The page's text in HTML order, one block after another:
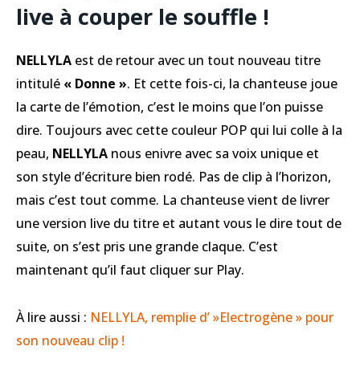
live à couper le souffle !
NELLYLA est de retour avec un tout nouveau titre
intitulé « Donne ». Et cette fois-ci, la chanteuse joue
la carte de l’émotion, c’est le moins que l’on puisse
dire. Toujours avec cette couleur POP qui lui colle à la
peau, NELLYLA nous enivre avec sa voix unique et
son style d’écriture bien rodé. Pas de clip à l’horizon,
mais c’est tout comme. La chanteuse vient de livrer
une version live du titre et autant vous le dire tout de
suite, on s’est pris une grande claque. C’est
maintenant qu’il faut cliquer sur Play.
À lire aussi : NELLYLA, remplie d’ »Electrogène » pour
son nouveau clip !